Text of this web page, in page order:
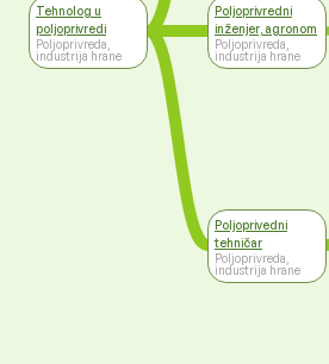
Tehnolog u
poljoprivredi
Poljoprivreda,
industrija hrane
Poljoprivredni
inženjer, agronom
Poljoprivreda,
industrija hrane
Poljoprivedni
tehničar
Poljoprivreda,
industrija hrane